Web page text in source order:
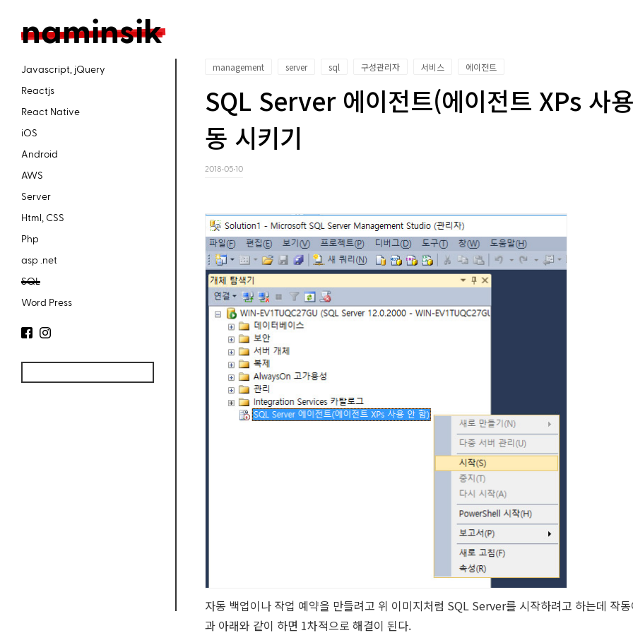
naminsik
Javascript, jQuery
Reactjs
React Native
iOS
Android
AWS
Server
Html, CSS
Php
asp .net
SQL
Word Press
management server sql 구성관리자 서비스 에이전트
SQL Server 에이전트(에이전트 XPs 사
동 시키기
2018‧05‧10
자동 백업이나 작업 예약을 만들려고 위 이미지처럼 SQL Server를 시작하려고 하는데 작
과 아래와 같이 하면 1차적으로 해결이 된다.